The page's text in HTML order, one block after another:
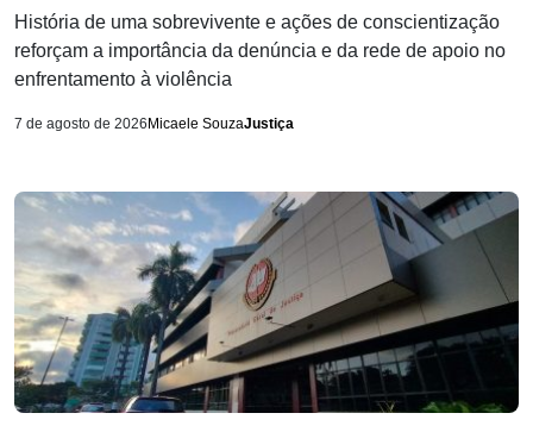
História de uma sobrevivente e ações de conscientização
reforçam a importância da denúncia e da rede de apoio no
enfrentamento à violência
7 de agosto de 2026 Micaele SouzaJustiça